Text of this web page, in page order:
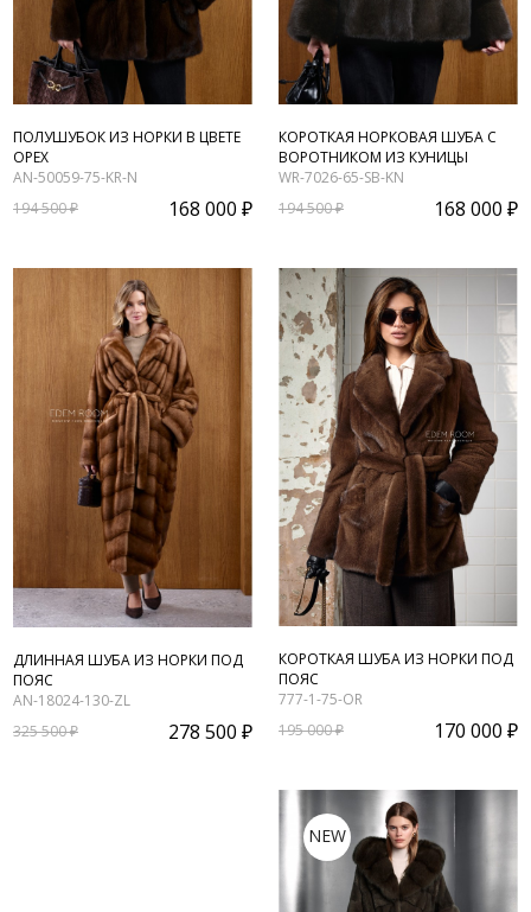
ПОЛУШУБОК ИЗ НОРКИ В ЦВЕТЕ
ОРЕХ
AN-50059-75-KR-N
194 500 ₽
168 000 ₽
КОРОТКАЯ НОРКОВАЯ ШУБА С
ВОРОТНИКОМ ИЗ КУНИЦЫ
WR-7026-65-SB-KN
194 500 ₽
168 000 ₽
ДЛИННАЯ ШУБА ИЗ НОРКИ ПОД
ПОЯС
AN-18024-130-ZL
325 500 ₽
278 500 ₽
КОРОТКАЯ ШУБА ИЗ НОРКИ ПОД
ПОЯС
777-1-75-OR
195 000 ₽
170 000 ₽
NEW